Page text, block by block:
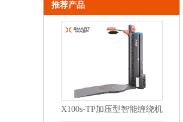
推荐产品
X100s-TP加压型智能缠绕机